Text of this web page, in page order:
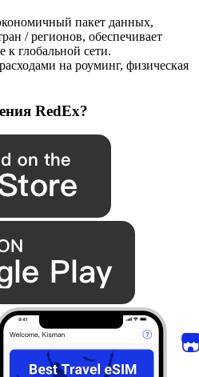
пакет данных,
/ регионов, обеспечивает
к глобальной сети.
на роуминг, физическая
RedEx?